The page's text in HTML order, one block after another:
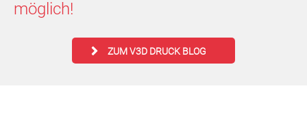
möglich!
ZUM V3D DRUCK BLOG